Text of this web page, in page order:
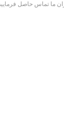
ما تماس حاصل